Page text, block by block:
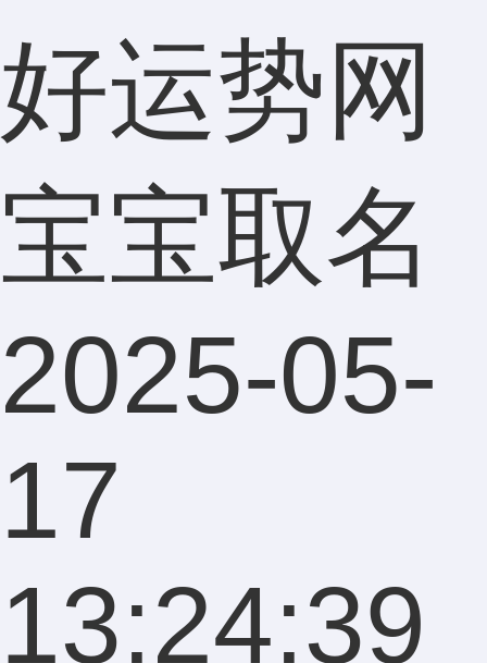
好运势网
宝宝取名
2025-05-
17
13:24:39